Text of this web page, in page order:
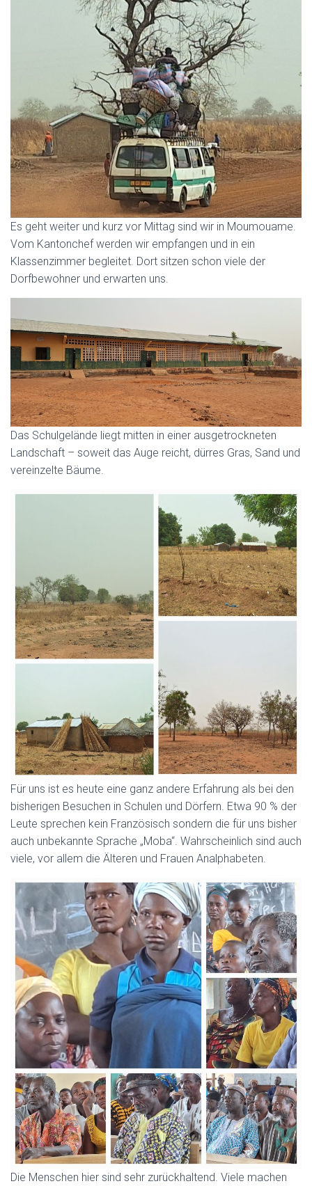
Es geht weiter und kurz vor Mittag sind wir in Moumouame.
Vom Kantonchef werden wir empfangen und in ein
Klassenzimmer begleitet. Dort sitzen schon viele der
Dorfbewohner und erwarten uns.
Das Schulgelände liegt mitten in einer ausgetrockneten
Landschaft – soweit das Auge reicht, dürres Gras, Sand und
vereinzelte Bäume.
Für uns ist es heute eine ganz andere Erfahrung als bei den
bisherigen Besuchen in Schulen und Dörfern. Etwa 90 % der
Leute sprechen kein Französisch sondern die für uns bisher
auch unbekannte Sprache „Moba“. Wahrscheinlich sind auch
viele, vor allem die Älteren und Frauen Analphabeten.
Die Menschen hier sind sehr zurückhaltend. Viele machen